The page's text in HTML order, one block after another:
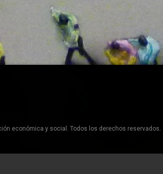
económica y social. Todos los derechos reservados.